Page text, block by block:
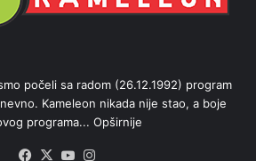
počeli sa radom (26.12.1992) program
Kameleon nikada nije stao, a boje
programa... Opširnije
Facebook
X YouTube